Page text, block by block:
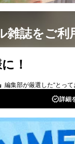
雑誌をご利
が無料で読み放題
DOWNLOAD FOR IOS
DOWNLOAD FOR